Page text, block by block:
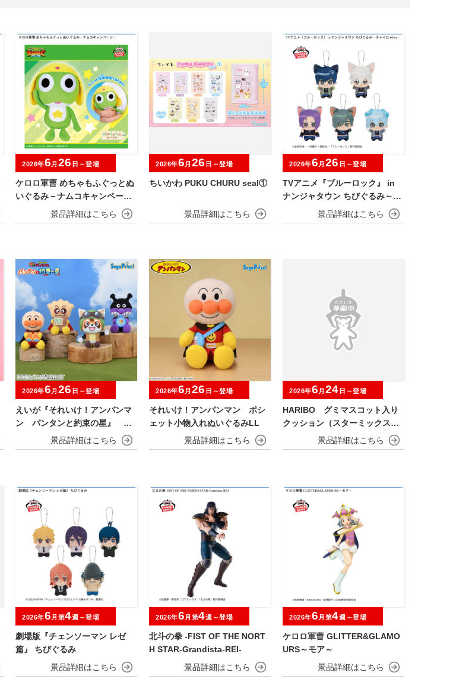
ケロロ軍曹 めちゃもふぐっとぬ
いぐるみ－ナムコキャンペーン
2026年6 月 26 日～登場
ちいかわ PUKU CHURU seal①
2026年6 月 26 日～登場
TVアニメ『ブルーロック』 in
ナンジャタウン ちびぐるみ～チ
ャイにゃFes～
2026年6 月 26 日～登場
えいが『それいけ！アンパンマ
ン パンタンと約束の星』 ぬ
2026年6 月 26 日～登場
それいけ！アンパンマン ポシ
ェット小物入れぬいぐるみLL
2026年6 月 26 日～登場
HARIBO グミマスコット入り
クッション（スターミックス）
【ナムコ限定】
2026年6 月 24 日～登場
劇場版『チェンソーマン レゼ
篇』 ちびぐるみ
2026年6 月第4週～登場
北斗の拳 -FIST OF THE NORT
H STAR-Grandista-REI-
2026年6 月第4週～登場
ケロロ軍曹 GLITTER&GLAMO
URS～モア～
2026年6 月第4週～登場